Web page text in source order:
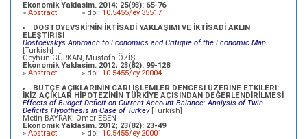
Ekonomik Yaklasim. 2014; 25(93): 65-76
» Abstract » doi: 10.5455/ey.35517
DOSTOYEVSKİ'NİN İKTİSADİ YAKLAŞIMI VE İKTİSADİ AKLIN
ELEŞTİRİSİ
Dostoevskys Approach to Economics and Critique of the Economic Man
[Turkish]
Ceyhun GÜRKAN, Mustafa ÖZİŞ
Ekonomik Yaklasim. 2012; 23(82): 99-128
» Abstract » doi: 10.5455/ey.20004
BÜTÇE AÇIKLARININ CARİ İŞLEMLER DENGESİ ÜZERİNE ETKİLERİ:
İKİZ AÇIKLAR HİPOTEZİNİN TÜRKİYE AÇISINDAN DEĞERLENDİRİLMESİ
Effects of Budget Deficit on Current Account Balance: Analysis of Twin
Deficits Hypothesis in Case of Turkey[Turkish]
Metin BAYRAK; Ömer ESEN
Ekonomik Yaklasim. 2012; 23(82): 23-49
» Abstract » doi: 10.5455/ey.20001